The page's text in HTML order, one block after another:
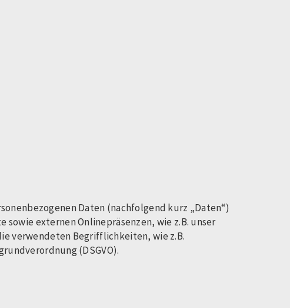
Daten (nachfolgend kurz „Daten“)
externen Onlinepräsenzen, wie z.B. unser
verwendeten Begrifflichkeiten, wie z.B.
(DSGVO).